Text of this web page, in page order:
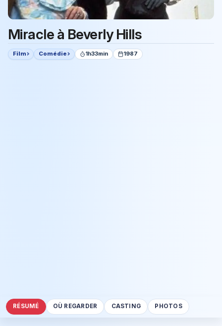
Miracle à Beverly Hills
Film Comédie 1h33min 1987
RÉSUMÉ OÙ REGARDER CASTING PHOTOS